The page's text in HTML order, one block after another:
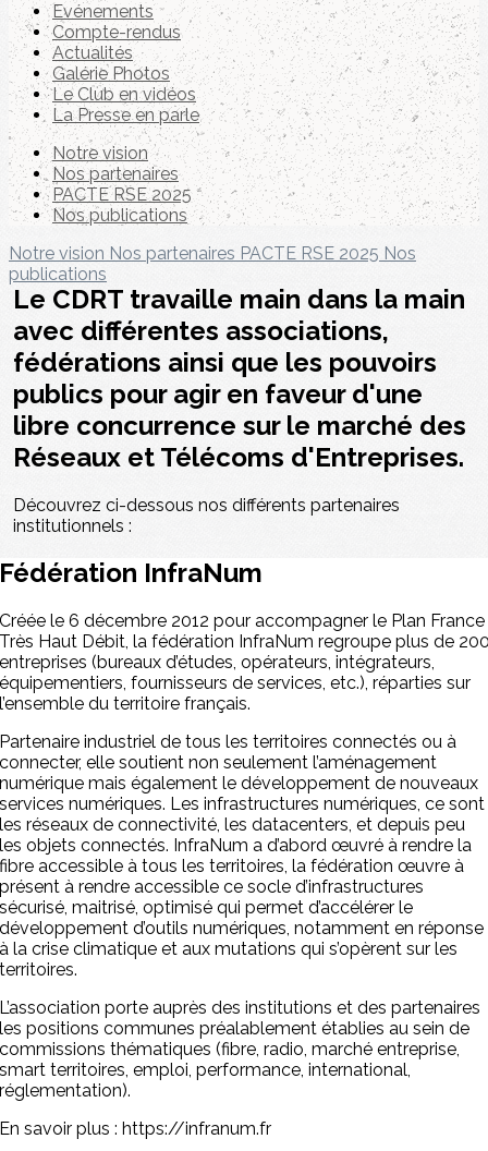
Evénements
Compte-rendus
Actualités
Galérie Photos
Le Club en vidéos
La Presse en parle
Notre vision
Nos partenaires
PACTE RSE 2025
Nos publications
Notre vision Nos partenaires PACTE RSE 2025 Nos
publications
Le CDRT travaille main dans la main
avec différentes associations,
fédérations ainsi que les pouvoirs
publics pour agir en faveur d'une
libre concurrence sur le marché des
Réseaux et Télécoms d'Entreprises.
Découvrez ci-dessous nos différents partenaires
institutionnels :
InfraNum
le 6 décembre 2012 pour accompagner le Plan France
Haut Débit, la fédération InfraNum regroupe plus de
(bureaux d’études, opérateurs, intégrateurs,
fournisseurs de services, etc.), réparties sur
du territoire français.
industriel de tous les territoires connectés ou à
elle soutient non seulement l’aménagement
mais également le développement de nouveaux
numériques. Les infrastructures numériques, ce sont
réseaux de connectivité, les datacenters, et depuis peu
objets connectés. InfraNum a d’abord œuvré à rendre la
accessible à tous les territoires, la fédération œuvre à
à rendre accessible ce socle d’infrastructures
maitrisé, optimisé qui permet d’accélérer le
d’outils numériques, notamment en réponse
la crise climatique et aux mutations qui s’opèrent sur les
porte auprès des institutions et des partenaires
positions communes préalablement établies au sein de
thématiques (fibre, radio, marché entreprise,
territoires, emploi, performance, international,
savoir plus : https://infranum.fr